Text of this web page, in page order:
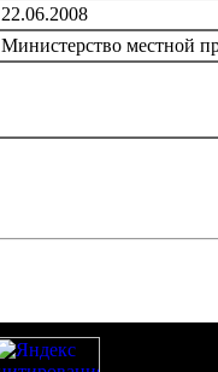
22.06.2008
Министерство местной